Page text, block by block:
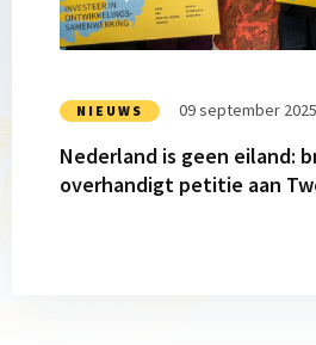
NIEUWS 09 september 2025
Nederland is geen eiland:
overhandigt petitie aan
brede
coalitie
petitie
aan
Tweede
Kamer